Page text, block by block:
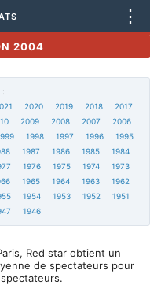
⋮
2004
:
2020 2019 2018
2017
2009 2008 2007
2006
1998 1997 1996
1995
1987 1986 1985
1984
1976 1975 1974
1973
1965 1964 1963
1962
1954 1953 1952
1951
1946
Red star obtient un
de spectateurs pour